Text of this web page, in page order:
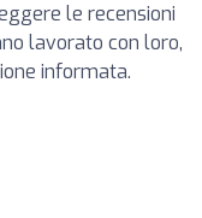
le recensioni
lavorato con loro,
informata.